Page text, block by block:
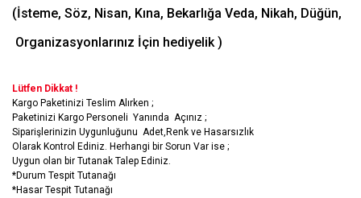
(İsteme, Söz, Nisan, Kına, Bekarlığa Veda, Nikah, Düğün,
Organizasyonlarınız İçin hediyelik )
Lütfen Dikkat !
Kargo Paketinizi Teslim Alırken ;
Paketinizi Kargo Personeli Yanında Açınız ;
Siparişlerinizin Uygunluğunu Adet,Renk ve Hasarsızlık
Olarak Kontrol Ediniz. Herhangi bir Sorun Var ise ;
Uygun olan bir Tutanak Talep Ediniz.
*Durum Tespit Tutanağı
*Hasar Tespit Tutanağı